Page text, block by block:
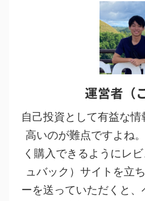
運営者（
自己投資として有益な
高いのが難点ですよね
く購入できるようにレ
ュバック）サイトを立
ーを送っていただくと